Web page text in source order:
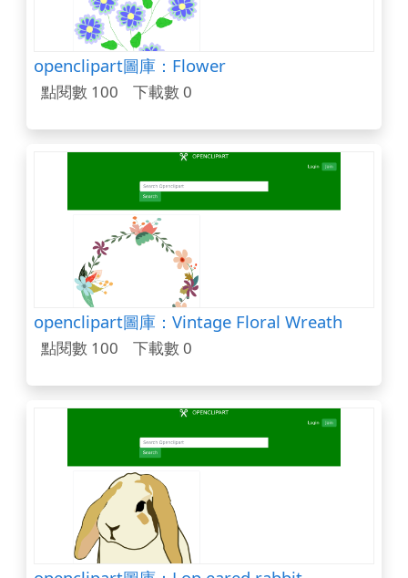
openclipart圖庫：Flower
點閱數 100 下載數 0
openclipart圖庫：Vintage Floral Wreath
點閱數 100 下載數 0